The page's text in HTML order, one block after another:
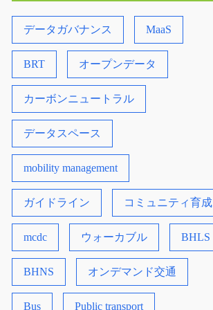
データガバナンス MaaS
BRT オープンデータ
カーボンニュートラル
データスペース
mobility management
ガイドライン コミュニティ育成
mcdc ウォーカブル BHLS
BHNS オンデマンド交通
Bus Public transport